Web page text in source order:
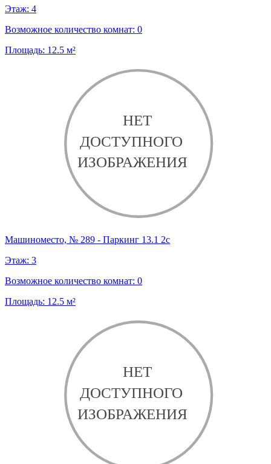
Этаж: 4
Возможное количество комнат: 0
Площадь: 12.5 м²
Машиноместо, № 289 - Паркинг 13.1 2с
Этаж: 3
Возможное количество комнат: 0
Площадь: 12.5 м²